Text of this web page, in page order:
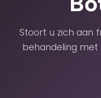
Stoort u zich aan
behandeling met